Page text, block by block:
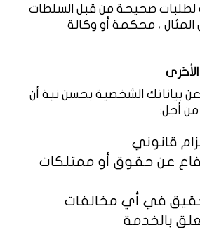
لطلبات صحيحة من قبل السلطات
، محكمة أو وكالة
بياناتك الشخصية بحسن نية أن
من أجل:
قانوني
عن حقوق أو ممتلكات
في أي مخالفات
بالخدمة